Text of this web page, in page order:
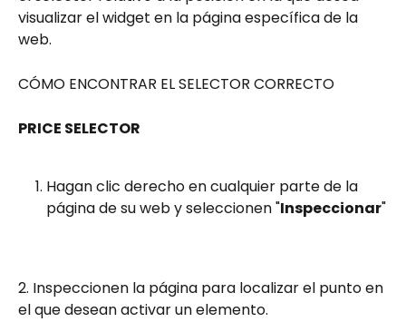
visualizar el widget en la página específica de la
web.
CÓMO ENCONTRAR EL SELECTOR CORRECTO
PRICE SELECTOR
Hagan clic derecho en cualquier parte de la
página de su web y seleccionen "Inspeccionar"
2. Inspeccionen la página para localizar el punto en
el que desean activar un elemento.